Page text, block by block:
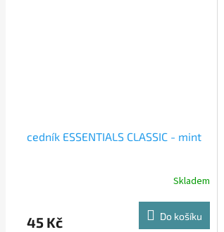
cedník ESSENTIALS CLASSIC - mint
Skladem
45 Kč Do košíku